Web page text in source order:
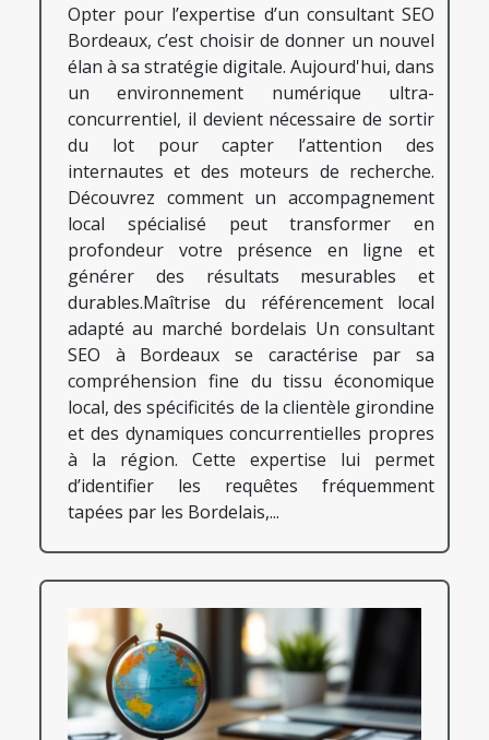
Opter pour l’expertise d’un consultant SEO
Bordeaux, c’est choisir de donner un nouvel
élan à sa stratégie digitale. Aujourd'hui, dans
un environnement numérique ultra-
concurrentiel, il devient nécessaire de sortir
du lot pour capter l’attention des
internautes et des moteurs de recherche.
Découvrez comment un accompagnement
local spécialisé peut transformer en
profondeur votre présence en ligne et
générer des résultats mesurables et
durables.Maîtrise du référencement local
adapté au marché bordelais Un consultant
SEO à Bordeaux se caractérise par sa
compréhension fine du tissu économique
local, des spécificités de la clientèle girondine
et des dynamiques concurrentielles propres
à la région. Cette expertise lui permet
d’identifier les requêtes fréquemment
tapées par les Bordelais,...